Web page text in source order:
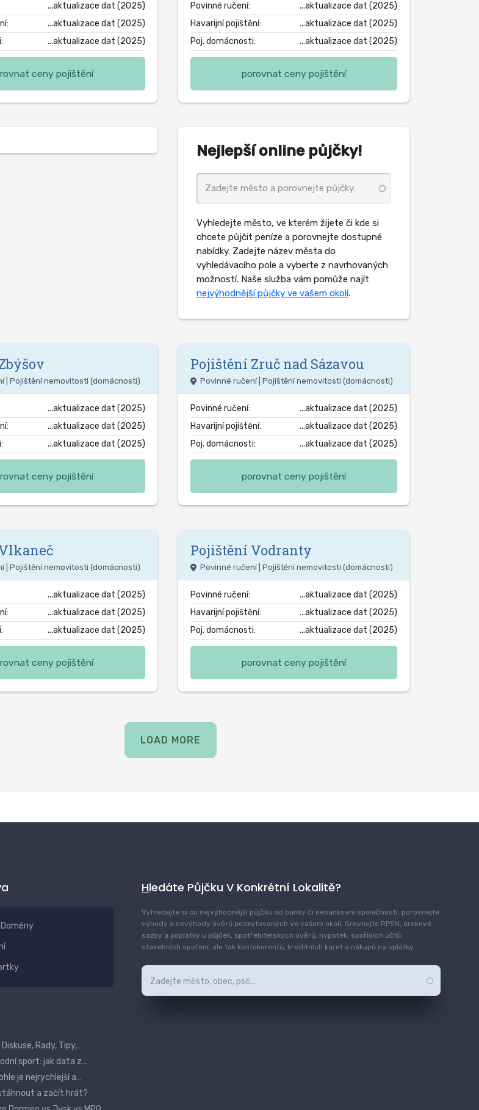
...aktualizace dat (2025)
...aktualizace dat (2025)
...aktualizace dat (2025)
ceny pojištění
Povinné ručení:
...aktualizace dat (2025)
Havarijní pojištění:
...aktualizace dat (2025)
Poj. domácnosti:
...aktualizace dat (2025)
porovnat ceny pojištění
Nejlepší online půjčky!
Vyhledejte město, ve kterém žijete či kde si
chcete půjčit peníze a porovnejte dostupné
nabídky. Zadejte název města do
vyhledávacího pole a vyberte z navrhovaných
možností. Naše služba vám pomůže najít
nejvýhodnější půjčky ve vašem okolí.
| Pojištění nemovitosti (domácnosti)
...aktualizace dat (2025)
...aktualizace dat (2025)
...aktualizace dat (2025)
ceny pojištění
Pojištění Zruč nad Sázavou
Povinné ručení | Pojištění nemovitosti (domácnosti)
Povinné ručení:
...aktualizace dat (2025)
Havarijní pojištění:
...aktualizace dat (2025)
Poj. domácnosti:
...aktualizace dat (2025)
porovnat ceny pojištění
| Pojištění nemovitosti (domácnosti)
...aktualizace dat (2025)
...aktualizace dat (2025)
...aktualizace dat (2025)
ceny pojištění
Pojištění Vodranty
Povinné ručení | Pojištění nemovitosti (domácnosti)
Povinné ručení:
...aktualizace dat (2025)
Havarijní pojištění:
...aktualizace dat (2025)
Poj. domácnosti:
...aktualizace dat (2025)
porovnat ceny pojištění
LOAD MORE
Rady, Tipy,…
sport: jak data z…
je nejrychlejší a…
a začít hrát?
Hledáte Půjčku V Konkrétní Lokalitě?
Vyhledejte si co nejvýhodnější půjčku od banky či nebankovní společnosti, porovnejte
výhody a nevýhody úvěrů poskytovaných ve vašem okolí, Srovnejte RPSN, úrokové
sazby a poplatky u půjček, spotřebitelských úvěrů, hypoték, spořících účtů,
stavebních spoření, ale tak kontokorentů, kreditních karet a nákupů na splátky.